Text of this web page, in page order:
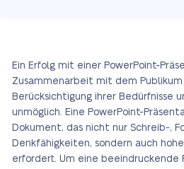
Ein Erfolg mit einer PowerPoint-
Zusammenarbeit mit dem Publikum
Berücksichtigung ihrer Bedürfnisse
unmöglich. Eine PowerPoint-
Dokument, das nicht nur Schreib-,
Denkfähigkeiten, sondern auch
erfordert. Um eine beeindruckende